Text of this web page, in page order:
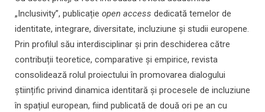
„Inclusivity”, publicație open access dedicată temelor de
identitate, integrare, diversitate, incluziune și studii europene.
Prin profilul său interdisciplinar și prin deschiderea către
contribuții teoretice, comparative și empirice, revista
consolidează rolul proiectului în promovarea dialogului
științific privind dinamica identitară și procesele de incluziune
în spațiul european, fiind publicată de două ori pe an cu